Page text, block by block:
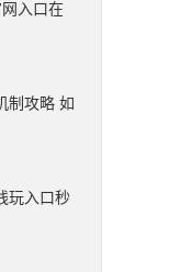
入口在
制攻略 如
玩入口秒